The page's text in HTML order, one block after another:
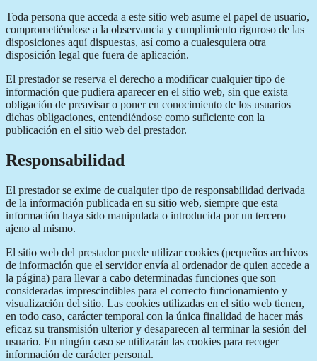
Toda persona que acceda a este sitio web asume el papel de usuario,
comprometiéndose a la observancia y cumplimiento riguroso de las
disposiciones aquí dispuestas, así como a cualesquiera otra
disposición legal que fuera de aplicación.
El prestador se reserva el derecho a modificar cualquier tipo de
información que pudiera aparecer en el sitio web, sin que exista
obligación de preavisar o poner en conocimiento de los usuarios
dichas obligaciones, entendiéndose como suficiente con la
publicación en el sitio web del prestador.
Responsabilidad
El prestador se exime de cualquier tipo de responsabilidad derivada
de la información publicada en su sitio web, siempre que esta
información haya sido manipulada o introducida por un tercero
ajeno al mismo.
El sitio web del prestador puede utilizar cookies (pequeños archivos
de información que el servidor envía al ordenador de quien accede a
la página) para llevar a cabo determinadas funciones que son
consideradas imprescindibles para el correcto funcionamiento y
visualización del sitio. Las cookies utilizadas en el sitio web tienen,
en todo caso, carácter temporal con la única finalidad de hacer más
eficaz su transmisión ulterior y desaparecen al terminar la sesión del
usuario. En ningún caso se utilizarán las cookies para recoger
información de carácter personal.